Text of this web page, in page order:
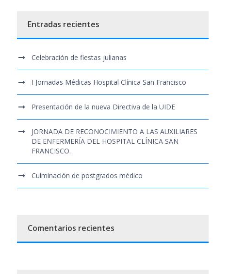
Entradas recientes
Celebración de fiestas julianas
I Jornadas Médicas Hospital Clínica San Francisco
Presentación de la nueva Directiva de la UIDE
JORNADA DE RECONOCIMIENTO A LAS AUXILIARES
DE ENFERMERÍA DEL HOSPITAL CLÍNICA SAN
FRANCISCO.
Culminación de postgrados médico
Comentarios recientes